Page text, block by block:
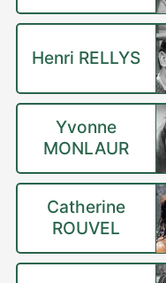
Henri RELLYS
Yvonne
MONLAUR
Catherine
ROUVEL